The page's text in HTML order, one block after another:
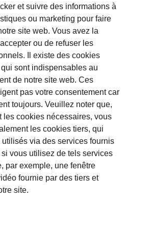
et suivre des informations à
ou marketing pour faire
site web. Vous avez la
ou de refuser les
Il existe des cookies
sont indispensables au
de notre site web. Ces
pas votre consentement car
toujours. Veuillez noter que,
les cookies nécessaires, vous
les cookies tiers, qui
utilisés via des services fournis
si vous utilisez de tels services
par exemple, une fenêtre
fournie par des tiers et
site.